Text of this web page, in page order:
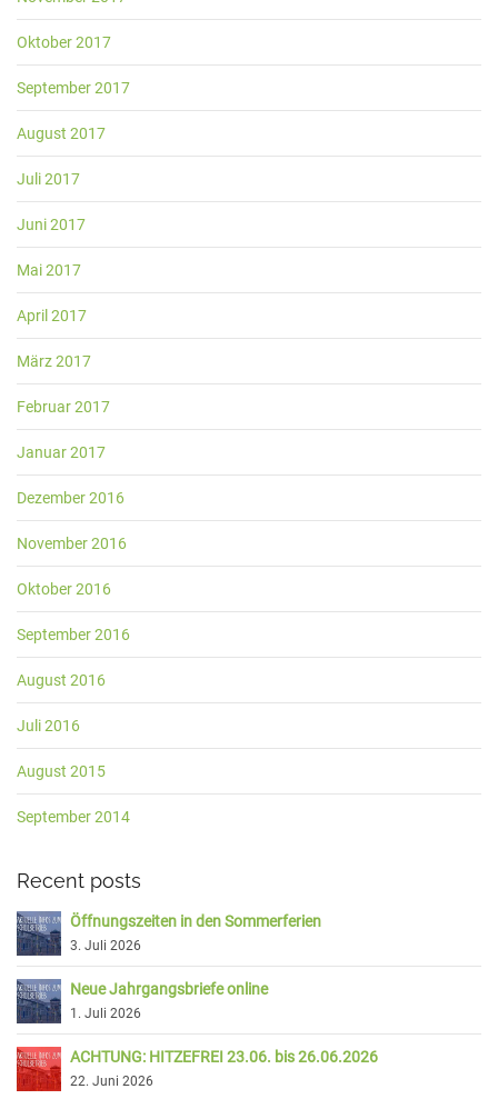
Oktober 2017
September 2017
August 2017
Juli 2017
Juni 2017
Mai 2017
April 2017
März 2017
Februar 2017
Januar 2017
Dezember 2016
November 2016
Oktober 2016
September 2016
August 2016
Juli 2016
August 2015
September 2014
Recent posts
Öffnungszeiten in den Sommerferien
3. Juli 2026
Neue Jahrgangsbriefe online
1. Juli 2026
ACHTUNG: HITZEFREI 23.06. bis 26.06.2026
22. Juni 2026